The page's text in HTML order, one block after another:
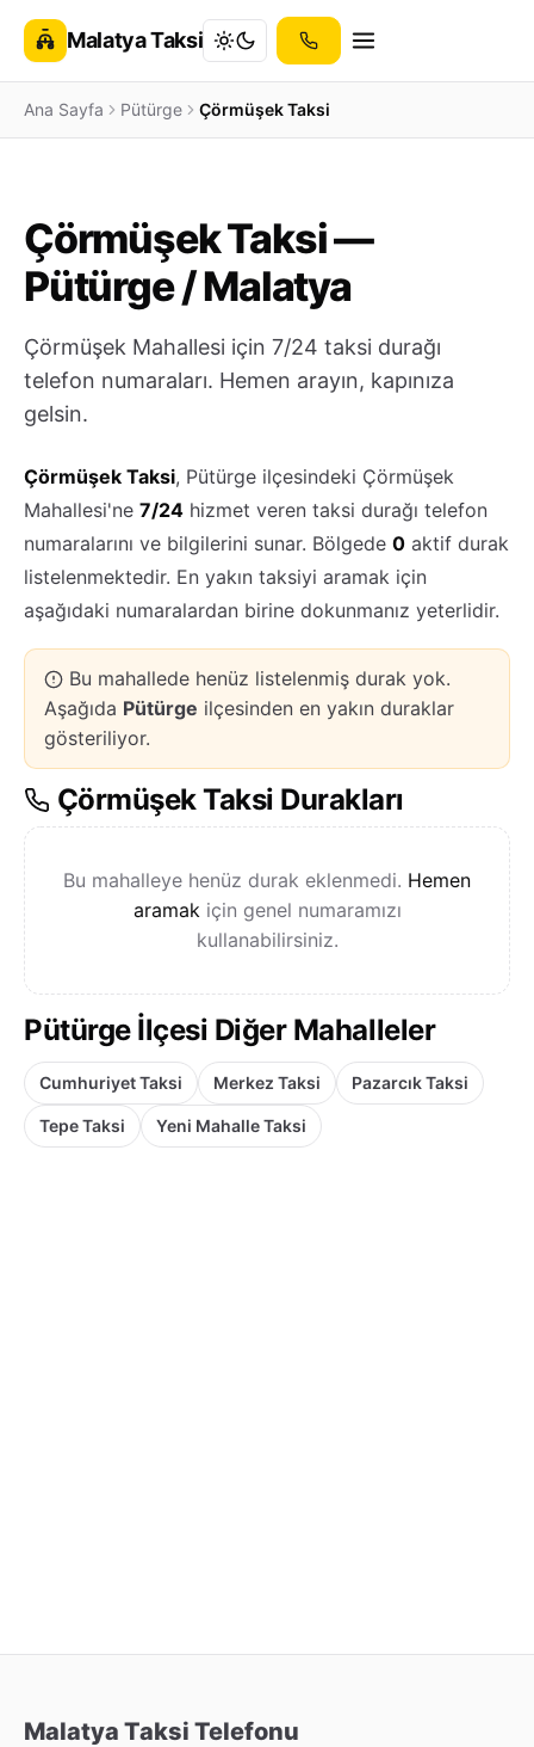
Malatya Taksi
Ana Sayfa Pütürge Çörmüşek Taksi
Çörmüşek Taksi —
Pütürge / Malatya
Çörmüşek Mahallesi için 7/24 taksi durağı
telefon numaraları. Hemen arayın, kapınıza
gelsin.
Çörmüşek Taksi, Pütürge ilçesindeki Çörmüşek
Mahallesi'ne 7/24 hizmet veren taksi durağı telefon
numaralarını ve bilgilerini sunar. Bölgede 0 aktif durak
listelenmektedir. En yakın taksiyi aramak için
aşağıdaki numaralardan birine dokunmanız yeterlidir.
Bu mahallede henüz listelenmiş durak yok.
Aşağıda Pütürge ilçesinden en yakın duraklar
gösteriliyor.
Çörmüşek Taksi Durakları
Bu mahalleye henüz durak eklenmedi. Hemen
aramak için genel numaramızı
kullanabilirsiniz.
Pütürge İlçesi Diğer Mahalleler
Cumhuriyet Taksi Merkez Taksi Pazarcık Taksi
Tepe Taksi Yeni Mahalle Taksi
Malatya Taksi Telefonu